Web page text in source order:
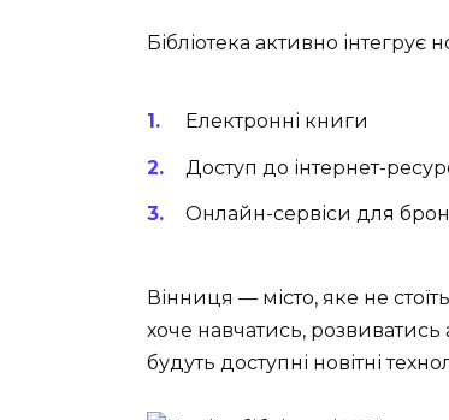
Бібліотека активно інтегрує
Електронні книги
Доступ до інтернет-
Онлайн-сервіси для
Вінниця — місто, яке не
хоче навчатись,
будуть доступні новітні